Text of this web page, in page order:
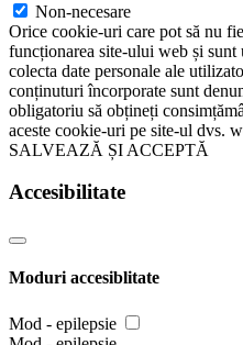
Non-necesare
Orice cookie-uri care pot să nu
funcționarea site-ului web și
colecta date personale ale
conținuturi încorporate sunt
obligatoriu să obțineți
aceste cookie-uri pe site-ul dvs.
SALVEAZĂ ȘI ACCEPTĂ
Accesibilitate
Moduri accesiblitate
Mod - epilepsie